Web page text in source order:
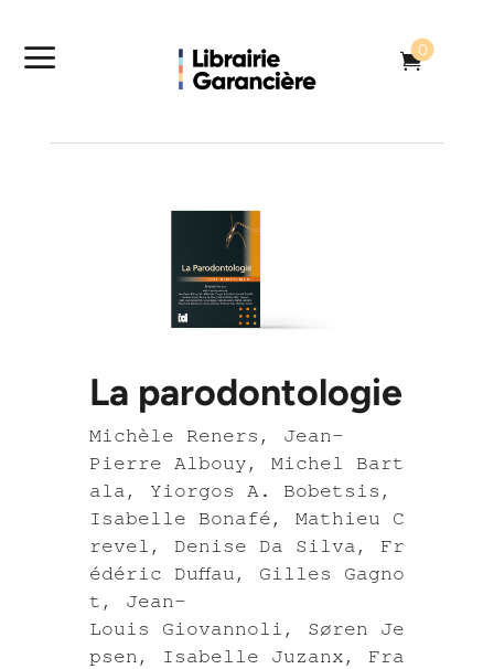
a 
0
La parodontologie
Michèle Reners, Jean-
Pierre Albouy, Michel Bart
ala, Yiorgos A. Bobetsis,
Isabelle Bonafé, Mathieu C
revel, Denise Da Silva, Fr
édéric Duffau, Gilles Gagno
t, Jean-
Louis Giovannoli, Søren Je
psen, Isabelle Juzanx, Fra